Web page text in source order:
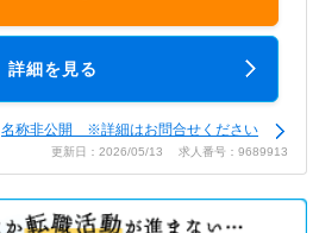
詳細を見る
名称非公開 ※詳細はお問合せください
更新日：2026/05/13 求人番号：9689913